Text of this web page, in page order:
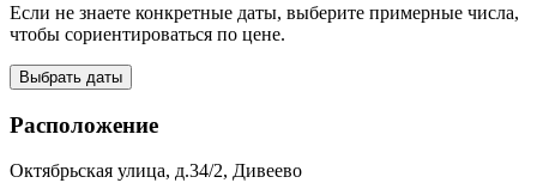
Если не знаете конкретные даты, выберите примерные числа,
чтобы сориентироваться по цене.
Выбрать даты
Расположение
Октябрьская улица, д.34/2, Дивеево